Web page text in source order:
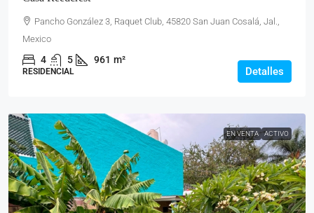
Pancho González 3, Raquet Club, 45820 San Juan Cosalá, Jal.,
Mexico
4 5 961 m²
RESIDENCIAL Detalles
EN VENTA ACTIVO